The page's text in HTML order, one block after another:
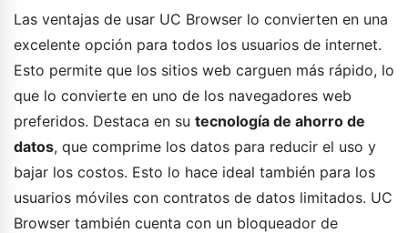
Las ventajas de usar UC Browser lo convierten en una
excelente opción para todos los usuarios de internet.
Esto permite que los sitios web carguen más rápido, lo
que lo convierte en uno de los navegadores web
preferidos. Destaca en su tecnología de ahorro de
datos, que comprime los datos para reducir el uso y
bajar los costos. Esto lo hace ideal también para los
usuarios móviles con contratos de datos limitados. UC
Browser también cuenta con un bloqueador de